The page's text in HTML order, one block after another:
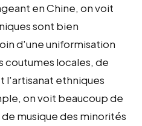
en Chine, on voit
sont bien
d'une uniformisation
coutumes locales, de
l'artisanat ethniques
on voit beaucoup de
musique des minorités